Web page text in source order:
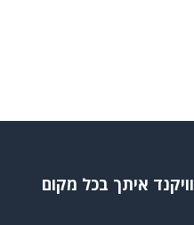
וויקנד איתך בכל מקום